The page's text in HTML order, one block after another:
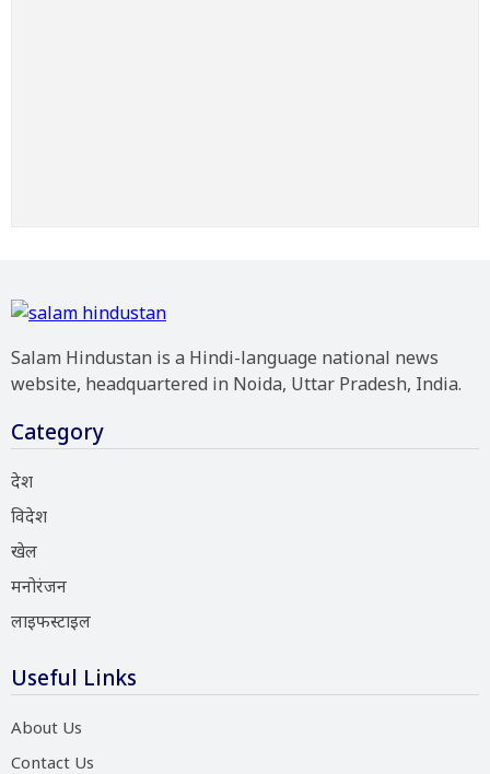
Salam Hindustan is a Hindi-language national news
website, headquartered in Noida, Uttar Pradesh, India.
Category
देश
विदेश
खेल
मनोरंजन
लाइफस्टाइल
Useful Links
About Us
Contact Us